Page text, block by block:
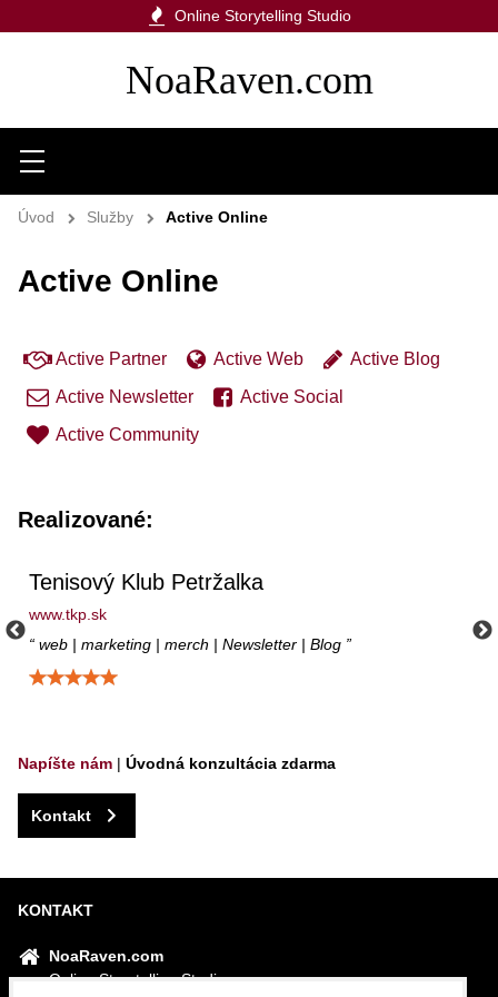
NoaRaven.com
Menu
Online Storytelling Studio
Úvod Služby Active Online
Active Online
Active Partner Active Web
Active Blog
Active Newsletter
Active Social
Active Community
Realizované:
Tenisový Klub Petržalka
www.tkp.sk
web | marketing | merch | Newsletter | Blog
Hodnotenie: 5 / 5
Napíšte nám | Úvodná konzultácia zdarma
Kontakt
KONTAKT
NoaRaven.com
Online Storytelling Studio